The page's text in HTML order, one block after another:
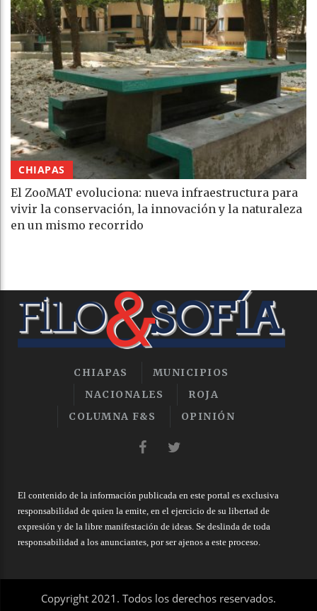
CHIAPAS
El ZooMAT evoluciona: nueva infraestructura para
vivir la conservación, la innovación y la naturaleza
en un mismo recorrido
CHIAPAS
MUNICIPIOS
NACIONALES
ROJA
COLUMNA F&S
OPINIÓN
El contenido de la información publicada en este portal es exclusiva
responsabilidad de quien la emite, en el ejercicio de su libertad de
expresión y de la libre manifestación de ideas. Se deslinda de toda
responsabilidad a los anunciantes, por ser ajenos a este proceso.
Copyright 2021. Todos los derechos reservados.